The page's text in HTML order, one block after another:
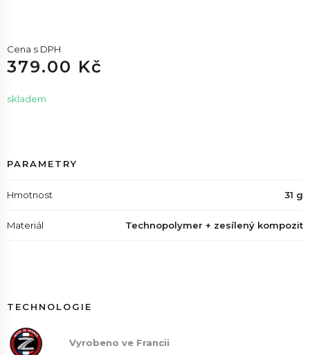
Cena s DPH
379.00 Kč
skladem
PARAMETRY
Hmotnost 31 g
Materiál Technopolymer + zesílený kompozit
TECHNOLOGIE
Vyrobeno ve Francii